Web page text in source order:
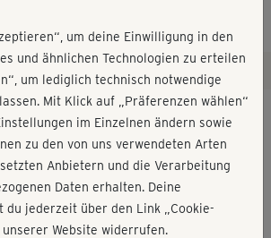
um deine Einwilligung in den
und ähnlichen Technologien zu erteilen
um lediglich technisch notwendige
Mit Klick auf „Präferenzen wählen“
im Einzelnen ändern sowie
zu den von uns verwendeten Arten
Anbietern und die Verarbeitung
Daten erhalten. Deine
du jederzeit über den Link „Cookie-
Website widerrufen.